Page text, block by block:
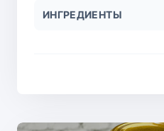
ИНГРЕДИЕНТЫ